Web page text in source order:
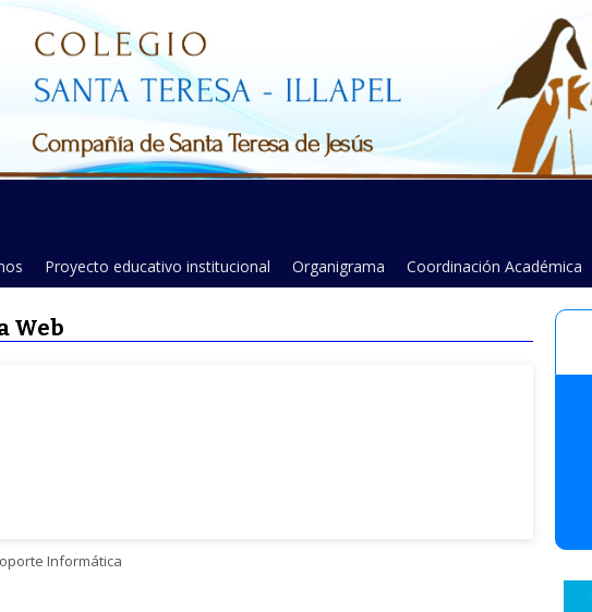
Proyecto educativo institucional Organigrama Coordinación Académica
Web
Informática